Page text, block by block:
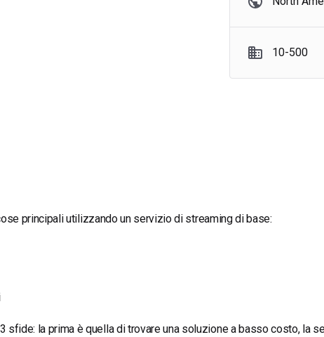
10-500
principali utilizzando un servizio di streaming di base:
sfide: la prima è quella di trovare una soluzione a basso costo, la